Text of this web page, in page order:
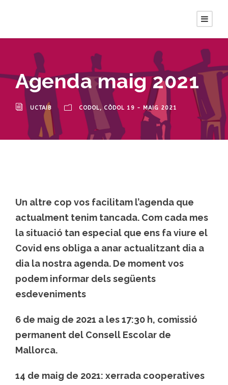
Agenda maig 2021
UCTAIB CODOL, CÒDOL 19 - MAIG 2021
Un altre cop vos facilitam l’agenda que
actualment tenim tancada. Com cada mes
la situació tan especial que ens fa viure el
Covid ens obliga a anar actualitzant dia a
dia la nostra agenda. De moment vos
podem informar dels següents
esdeveniments
6 de maig de 2021 a les 17:30 h, comissió
permanent del Consell Escolar de
Mallorca.
14 de maig de 2021: xerrada cooperatives